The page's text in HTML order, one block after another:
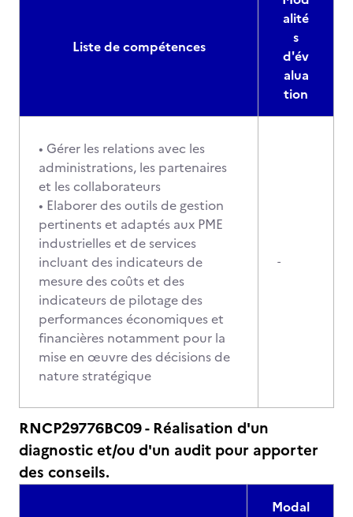
Liste de compétences
alité
s
d'év
alua
tion
• Gérer les relations avec les
administrations, les partenaires
et les collaborateurs
• Elaborer des outils de gestion
pertinents et adaptés aux PME
industrielles et de services
incluant des indicateurs de
mesure des coûts et des
indicateurs de pilotage des
performances économiques et
financières notamment pour la
mise en œuvre des décisions de
nature stratégique
-
RNCP29776BC09 - Réalisation d'un
diagnostic et/ou d'un audit pour apporter
des conseils.
Modal